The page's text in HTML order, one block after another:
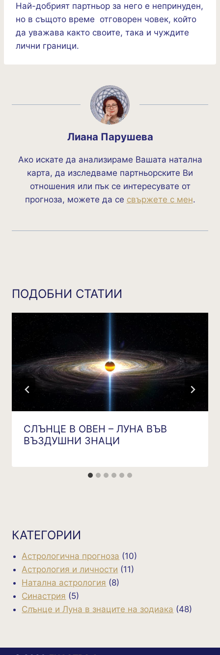
Най-добрият партньор за него е непринуден,
но в същото време отговорен човек, който
да уважава както своите, така и чуждите
лични граници.
Лиана Парушева
Ако искате да анализираме Вашата натална
карта, да изследваме партньорските Ви
отношения или пък се интересувате от
прогноза, можете да се свържете с мен.
ПОДОБНИ СТАТИИ
СЛЪНЦЕ В ОВЕН – ЛУНА ВЪВ
ВЪЗДУШНИ ЗНАЦИ
КАТЕГОРИИ
Астрологична прогноза (10)
Астрология и личности (11)
Натална астрология (8)
Синастрия (5)
Слънце и Луна в знаците на зодиака (48)